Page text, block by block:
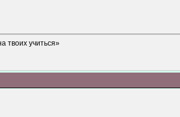
твоих учиться»